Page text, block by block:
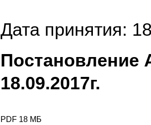
Дата принятия:
Постановление
18.09.2017г.
PDF 18 МБ